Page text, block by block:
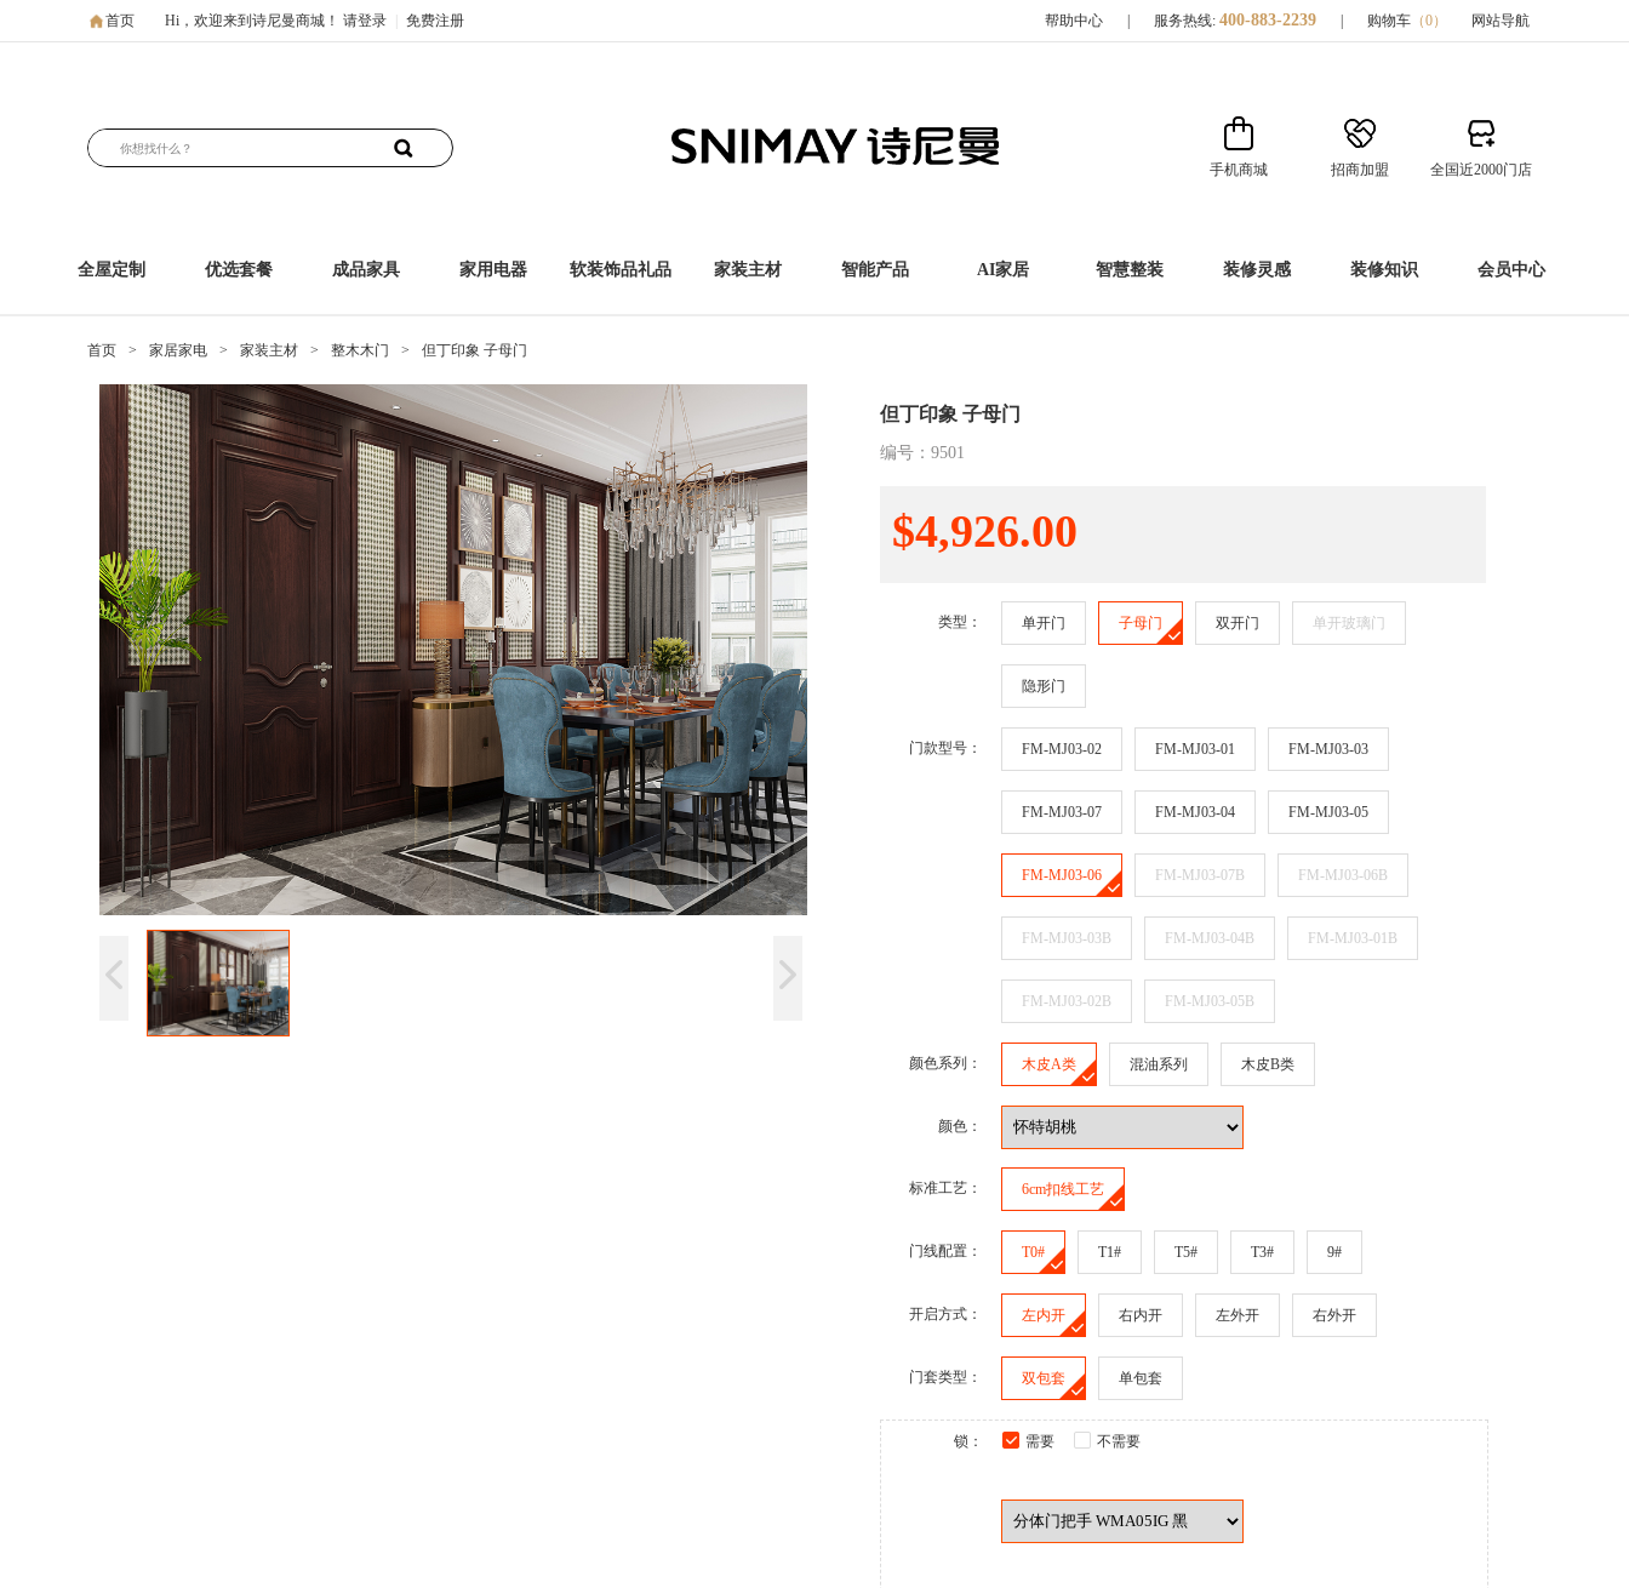
首页 Hi，欢迎来到诗尼曼商城！ 请登录 免费注册 帮助中心 服务热线: 400-883-2239 购物车 （0） 网站导航
手机商城 招商加盟 全国近2000门店
全屋定制 优选套餐 成品家具 家用电器 软装饰品礼品 家装主材 智能产品 AI家居 智慧整装 装修灵感 装修知识 会员中心
首页 > 家居家电 > 家装主材 > 整木木门 > 但丁印象 子母门
但丁印象 子母门
编号： 9501
$4,926.00
类型： 单开门 子母门 双开门 单开玻璃门
隐形门
门款型号： FM-MJ03-02 FM-MJ03-01 FM-MJ03-03
FM-MJ03-07 FM-MJ03-04 FM-MJ03-05
FM-MJ03-06 FM-MJ03-07B FM-MJ03-06B
FM-MJ03-03B FM-MJ03-04B FM-MJ03-01B
FM-MJ03-02B FM-MJ03-05B
颜色系列： 木皮A类 混油系列 木皮B类
颜色：
标准工艺： 6cm扣线工艺
门线配置： T0# T1# T5# T3# 9#
开启方式： 左内开 右内开 左外开 右外开
门套类型： 双包套 单包套
锁： 需要 不需要